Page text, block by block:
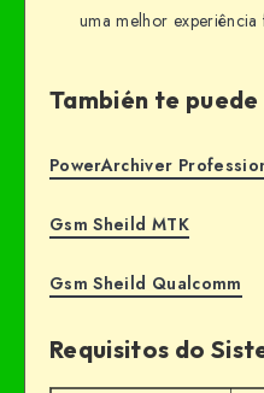
uma melhor
También te
PowerArchiver
Gsm Sheild MTK
Gsm Sheild Qualcomm
Requisitos do